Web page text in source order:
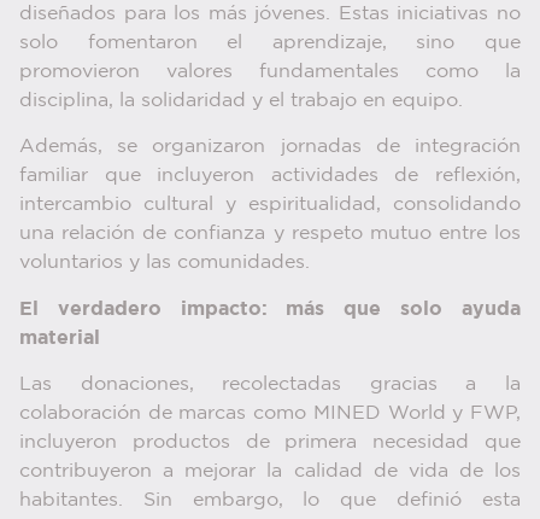
diseñados para los más jóvenes. Estas iniciativas no
solo fomentaron el aprendizaje, sino que
promovieron valores fundamentales como la
disciplina, la solidaridad y el trabajo en equipo.
Además, se organizaron jornadas de integración
familiar que incluyeron actividades de reflexión,
intercambio cultural y espiritualidad, consolidando
una relación de confianza y respeto mutuo entre los
voluntarios y las comunidades.
El verdadero impacto: más que solo ayuda
material
Las donaciones, recolectadas gracias a la
colaboración de marcas como MINED World y FWP,
incluyeron productos de primera necesidad que
contribuyeron a mejorar la calidad de vida de los
habitantes. Sin embargo, lo que definió esta